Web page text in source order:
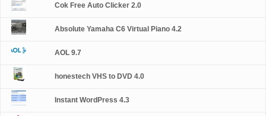
Cok Free Auto Clicker 2.0
Absolute Yamaha C6 Virtual Piano 4.2
AOL 9.7
honestech VHS to DVD 4.0
Instant WordPress 4.3